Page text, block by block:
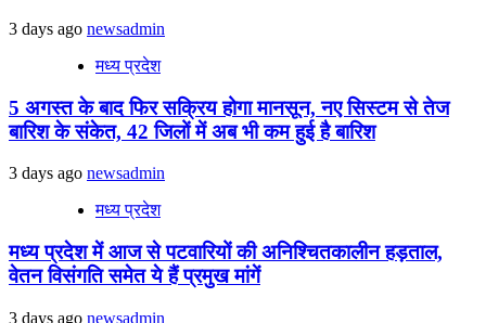
3 days ago newsadmin
मध्य प्रदेश
5 अगस्त के बाद फिर सक्रिय होगा मानसून, नए सिस्टम से तेज
बारिश के संकेत, 42 जिलों में अब भी कम हुई है बारिश
3 days ago newsadmin
मध्य प्रदेश
मध्य प्रदेश में आज से पटवारियों की अनिश्चितकालीन हड़ताल,
वेतन विसंगति समेत ये हैं प्रमुख मांगें
3 days ago newsadmin